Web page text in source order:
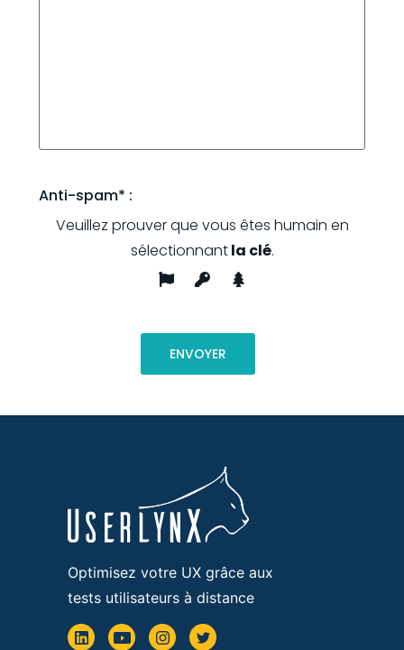
Anti-spam* :
Veuillez prouver que vous êtes humain en
sélectionnantla clé.
Optimisez votre UX grâce aux
tests utilisateurs à distance